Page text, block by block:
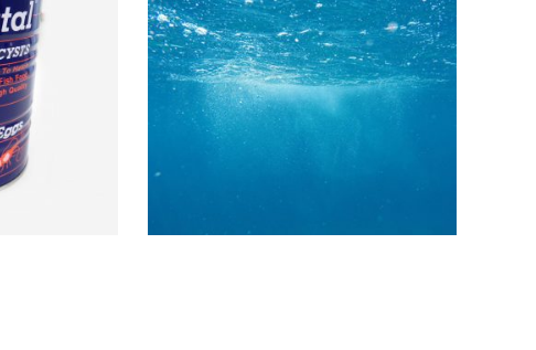
アメリカ・ユタ州ソルトレイク産、ベトナ
ム産、中国産のブラインシュリンプエッグ
スを直輸入して販売しております。孵化
率・分離の状況を確認するため、輸入…